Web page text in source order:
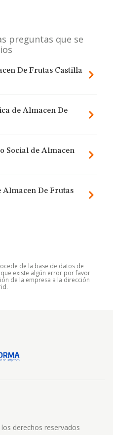
preguntas que se
De Frutas Castilla
de Almacen De
Social de Almacen
Almacen De Frutas
de la base de datos de
que existe algún error por favor
de la empresa a la dirección
derechos reservados